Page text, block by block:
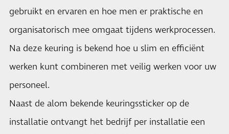
gebruikt en ervaren en hoe men er praktische en
organisatorisch mee omgaat tijdens werkprocessen.
Na deze keuring is bekend hoe u slim en efficiënt
werken kunt combineren met veilig werken voor uw
personeel.
Naast de alom bekende keuringssticker op de
installatie ontvangt het bedrijf per installatie een